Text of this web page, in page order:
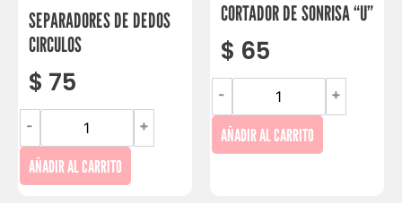
SEPARADORES DE DEDOS
CIRCULOS
$ 75
- +
AÑADIR AL CARRITO
CORTADOR DE SONRISA “U”
$ 65
- +
AÑADIR AL CARRITO